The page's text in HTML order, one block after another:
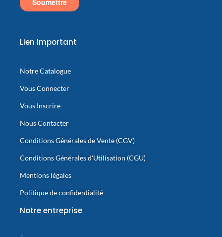
Lien Important
Notre Catalogue
Vous Connecter
Vous Inscrire
Nous Contacter
Conditions Générales de Vente (CGV)
Conditions Générales d'Utilisation (CGU)
Mentions légales
Politique de confidentialité
Notre entreprise